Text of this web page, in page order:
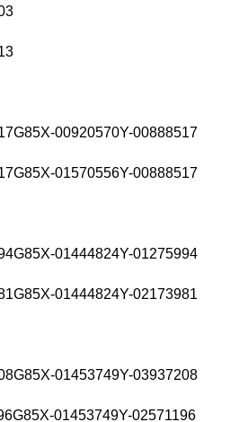
00920570Y-00888517
01570556Y-00888517
01444824Y-01275994
01444824Y-02173981
01453749Y-03937208
01453749Y-02571196